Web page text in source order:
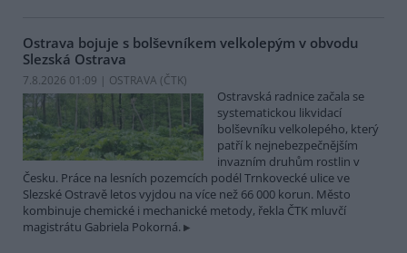
Ostrava bojuje s bolševníkem velkolepým v obvodu
Slezská Ostrava
7.8.2026 01:09 | OSTRAVA (ČTK)
Ostravská radnice začala se
systematickou likvidací
bolševníku velkolepého, který
patří k nejnebezpečnějším
invazním druhům rostlin v
Česku. Práce na lesních pozemcích podél Trnkovecké ulice ve
Slezské Ostravě letos vyjdou na více než 66 000 korun. Město
kombinuje chemické i mechanické metody, řekla ČTK mluvčí
magistrátu Gabriela Pokorná.